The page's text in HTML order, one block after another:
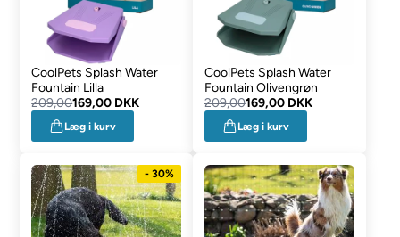
CoolPets Splash Water
Fountain Lilla
209,00169,00 DKK
Læg i kurv
CoolPets Splash Water
Fountain Olivengrøn
209,00169,00 DKK
Læg i kurv
- 30%